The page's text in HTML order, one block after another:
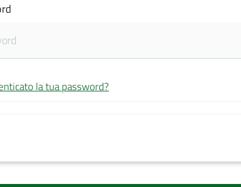
la tua password?